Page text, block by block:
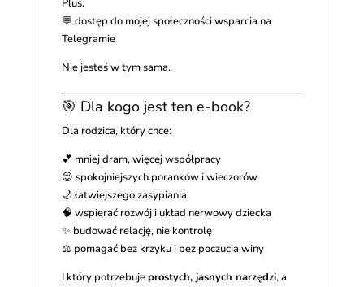
Plus:
💬 dostęp do mojej społeczności wsparcia na
Telegramie
Nie jesteś w tym sama.
🎯 Dla kogo jest ten e-book?
Dla rodzica, który chce:
💕 mniej dram, więcej współpracy
😌 spokojniejszych poranków i wieczorów
🌙 łatwiejszego zasypiania
🧠 wspierać rozwój i układ nerwowy dziecka
✨ budować relację, nie kontrolę
⚖️ pomagać bez krzyku i bez poczucia winy
I który potrzebujeprostych, jasnych narzędzi, a